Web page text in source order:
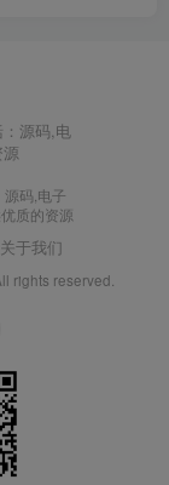
源码,电
码,电子
质的资源
关于我们
rights reserved.